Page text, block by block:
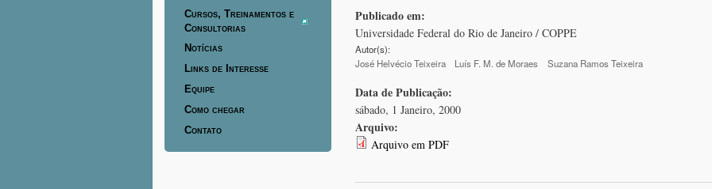
Cursos, Treinamentos e
Consultorias
Notícias
Links de Interesse
Equipe
Como chegar
Contato
Publicado em:
Universidade Federal do Rio de Janeiro / COPPE
Autor(s):
José Helvécio Teixeira
Luís F. M. de Moraes Suzana Ramos Teixeira
Data de Publicação:
sábado, 1 Janeiro, 2000
Arquivo:
Arquivo em PDF